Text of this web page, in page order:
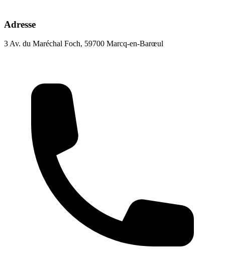
Adresse
3 Av. du Maréchal Foch, 59700 Marcq-en-Barœul